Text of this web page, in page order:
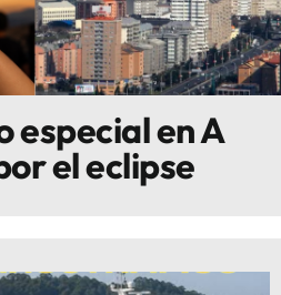
especial en A
el eclipse